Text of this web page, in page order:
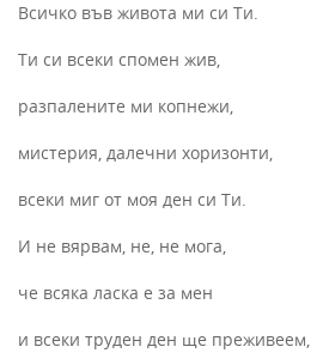
Всичко във живота ми си Ти.
Ти си всеки спомен жив,
разпалените ми копнежи,
мистерия, далечни хоризонти,
всеки миг от моя ден си Ти.
И не вярвам, не, не мога,
че всяка ласка е за мен
и всеки труден ден ще преживеем,